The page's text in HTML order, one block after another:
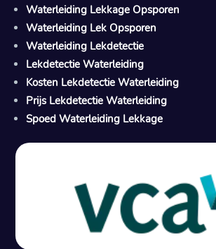
M
Gratis offerte in 24 uur
Waterleiding Lekkage Opsporen
Waterleiding Lek Opsporen
Waterleiding Lekdetectie
Lekdetectie Waterleiding
Kosten Lekdetectie Waterleiding
Prijs Lekdetectie Waterleiding
Spoed Waterleiding Lekkage